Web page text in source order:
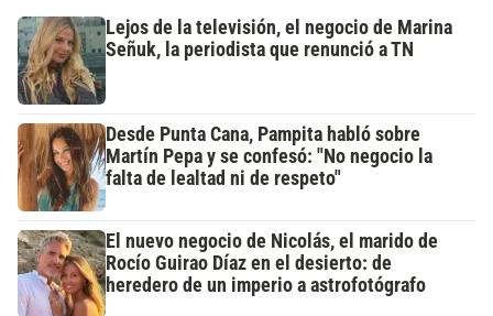
Lejos de la televisión, el negocio de Marina
Señuk, la periodista que renunció a TN
Desde Punta Cana, Pampita habló sobre
Martín Pepa y se confesó: "No negocio la
falta de lealtad ni de respeto"
El nuevo negocio de Nicolás, el marido de
Rocío Guirao Díaz en el desierto: de
heredero de un imperio a astrofotógrafo